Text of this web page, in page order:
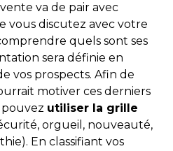
va de pair avec
vous discutez avec votre
quels sont ses
sera définie en
vos prospects. Afin de
motiver ces derniers
pouvez utiliser la grille
orgueil, nouveauté,
En classifiant vos